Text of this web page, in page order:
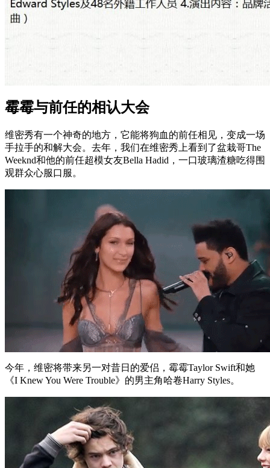
霉霉与前任的相认大会
维密秀有一个神奇的地方，它能将狗血的前任相见，变成一场
手拉手的和解大会。去年，我们在维密秀上看到了盆栽哥The
Weeknd和他的前任超模女友Bella Hadid，一口玻璃渣糖吃得围
观群众心服口服。
今年，维密将带来另一对昔日的爱侣，霉霉Taylor Swift和她
《I Knew You Were Trouble》的男主角哈卷Harry Styles。